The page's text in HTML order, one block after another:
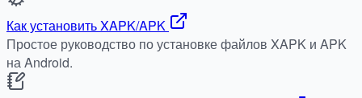
Как установить XAPK/APK
Простое руководство по установке файлов XAPK и APK
на Android.